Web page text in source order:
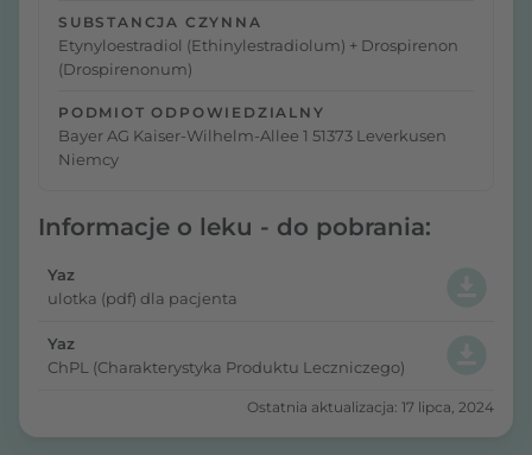
SUBSTANCJA CZYNNA
Etynyloestradiol (Ethinylestradiolum) + Drospirenon
(Drospirenonum)
PODMIOT ODPOWIEDZIALNY
Bayer AG Kaiser-Wilhelm-Allee 1 51373 Leverkusen
Niemcy
Informacje o leku - do pobrania:
Yaz
ulotka (pdf) dla pacjenta
Yaz
ChPL (Charakterystyka Produktu Leczniczego)
Ostatnia aktualizacja: 17 lipca, 2024